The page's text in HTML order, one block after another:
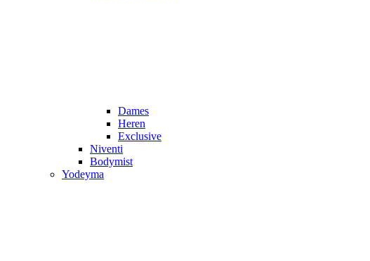
Dames
Heren
Exclusive
Niventi
Bodymist
Yodeyma